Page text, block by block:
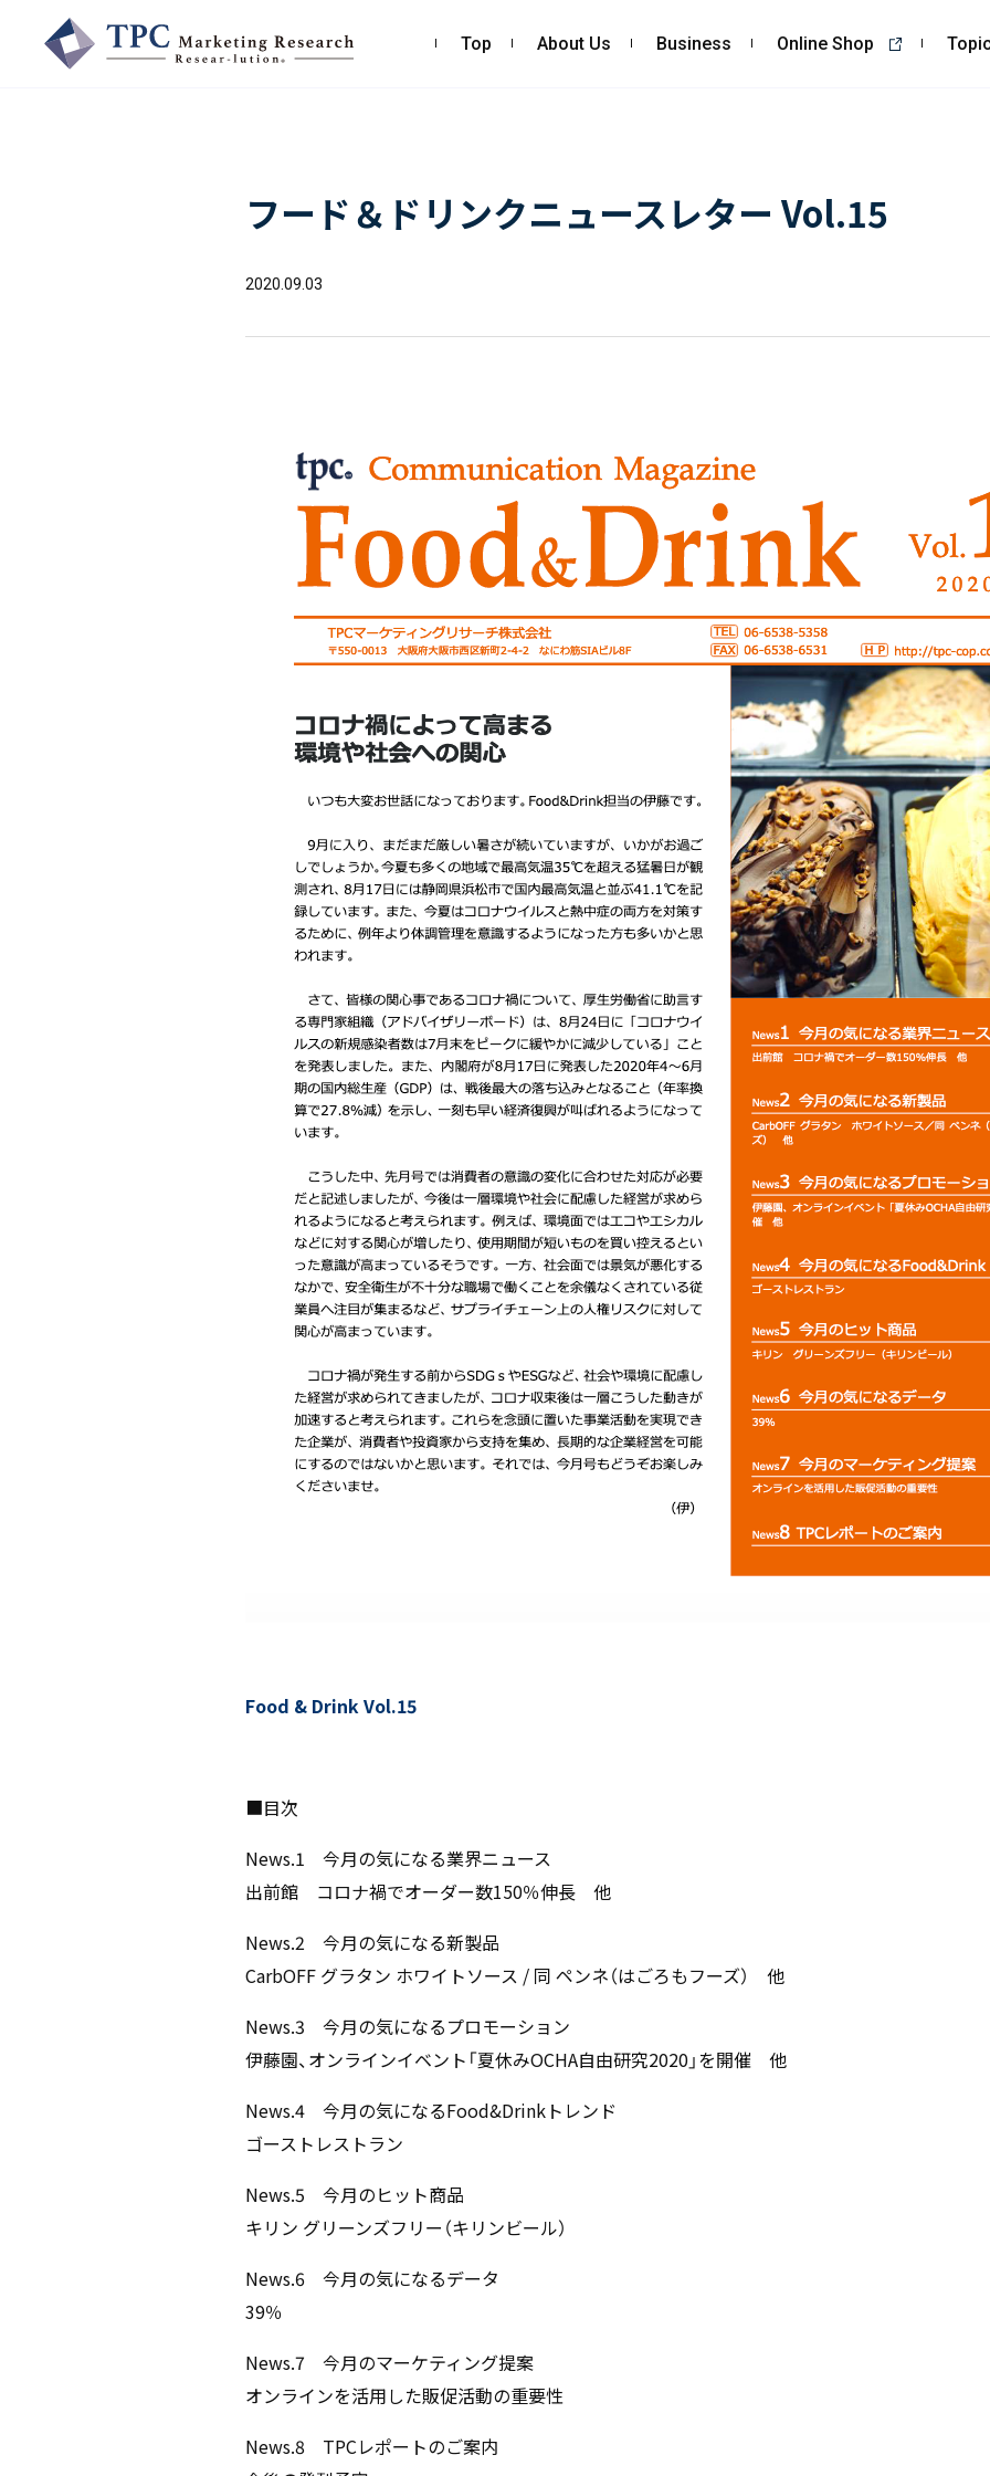
Top About Us Business Online Shop
TEL 06-6538-5358（代表）
お問い合わせ・お見積り
Mail form
［ 24時間受付中 ］
電話で相談する
06-6538-5358
［ 9:00-17:00 土日祝除く ］
私たちの強み
会社概要・沿革
コンサルティング
依頼・受託調査
お知らせ
新刊情報
Newsletter
インタビュー
TPCジャーナル
- 求める人物像
- 人事育成システム
- 先輩社員の声
- エントリー一覧
- TPCでの働き方
フード＆ドリンクニュースレター Vol.15
2020.09.03
Food & Drink Vol.15
■目次
News.1 今月の気になる業界ニュース
出前館 コロナ禍でオーダー数150％伸長 他
News.2 今月の気になる新製品
CarbOFF グラタン ホワイトソース / 同 ペンネ（はごろもフーズ） 他
News.3 今月の気になるプロモーション
伊藤園、オンラインイベント「夏休みOCHA自由研究2020」を開催 他
News.4 今月の気になるFood&Drinkトレンド
ゴーストレストラン
News.5 今月のヒット商品
キリン グリーンズフリー（キリンビール）
News.6 今月の気になるデータ
39％
News.7 今月のマーケティング提案
オンラインを活用した販促活動の重要性
News.8 TPCレポートのご案内